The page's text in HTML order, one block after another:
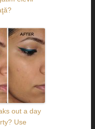
out a day
Use